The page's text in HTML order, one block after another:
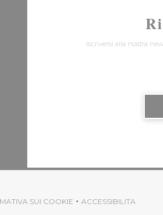
Iscriversi alla nostra
NUOVA FINESTRA))
SUI COOKIE
((APRE UNA NUOVA FINESTRA))
ACCESSIBILITA
((APRE UNA